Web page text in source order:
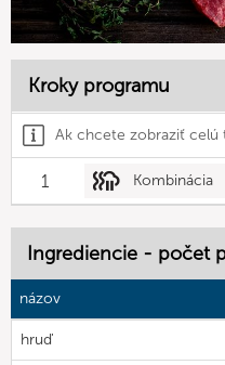
Kroky programu
Ak chcete zobraziť celú
1 Kombinácia
Ingrediencie - počet
názov
hruď